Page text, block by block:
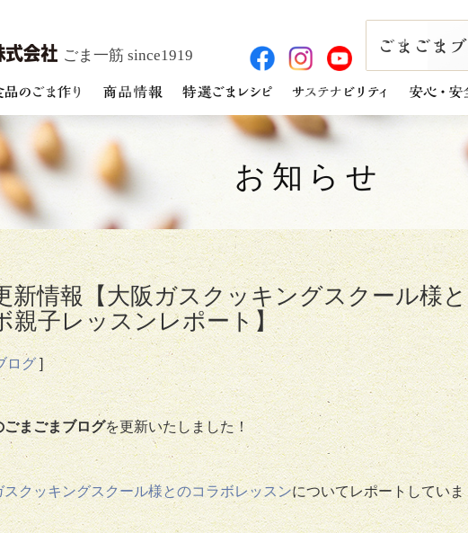
ごま一筋 since1919
お知らせ
新情報【大阪ガスクッキングスクール様と
親子レッスンレポート】
ログ]
ごまごまブログを更新いたしました！
スクッキングスクール様とのコラボレッスンについてレポートしていま